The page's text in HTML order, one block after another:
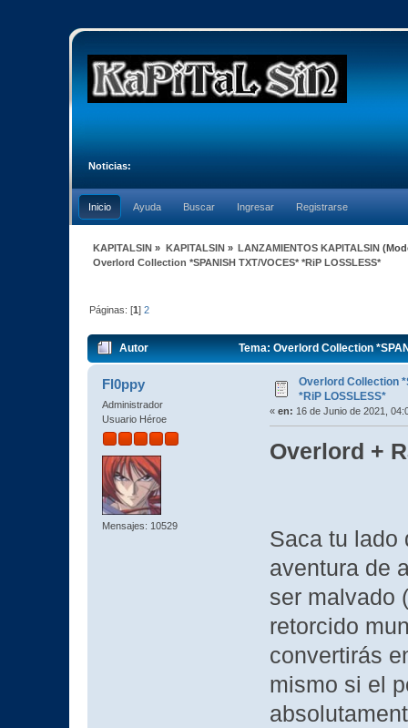
Noticias:
Inicio Ayuda Buscar Ingresar Registrarse
KAPITALSIN » KAPITALSIN» LANZAMIENTOS KAPITALSIN
Overlord Collection *SPANISH TXT/VOCES* *RiP LOSSLESS*
Páginas: [1]2
Autor Tema: Overlord Collection
Fl0ppy
Administrador
Usuario Héroe
Mensajes: 10529
Overlord Collection
*RiP LOSSLESS*
« en: 16 de Junio de 2021,
Overlord +
Saca tu lado
aventura de
ser malvado
retorcido
convertirás
mismo si el